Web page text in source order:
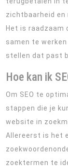
zichtbaarheid en
Het is raadzaam
samen te
stellen dat past
Hoe kan ik
Om SEO te
stappen die je
website in
Allereerst is het
zoektermen te